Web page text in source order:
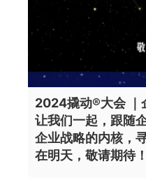
2024撬动®大会 ｜
让我们一起，跟随
企业战略的内核，
在明天，敬请期待！